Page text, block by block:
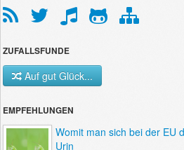
ZUFALLSFUNDE
Auf gut Glück...
EMPFEHLUNGEN
Womit man sich bei der EU
Urin